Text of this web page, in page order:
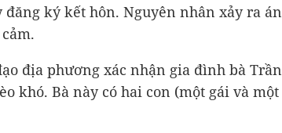
ký kết hôn. Nguyên nhân xảy ra án
địa phương xác nhận gia đình bà Trần
khó. Bà này có hai con (một gái và một